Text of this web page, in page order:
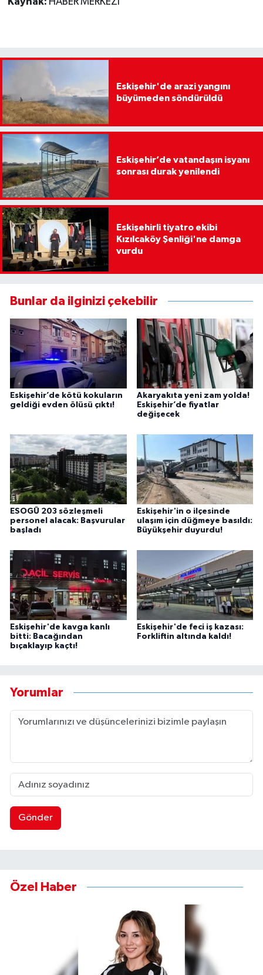
Eskişehir'de arazi yangını
büyümeden söndürüldü
Eskişehir’de vatandaşın isyanı
sonrası durak yenilendi
Eskişehirli tiyatro ekibi
Kızılcaköy Şenliği'ne damga
vurdu
Bunlar da ilginizi çekebilir
Eskişehir’de kötü kokuların
geldiği evden ölüsü çıktı!
Akaryakıta yeni zam yolda!
Eskişehir’de fiyatlar
değişecek
ESOGÜ 203 sözleşmeli
personel alacak: Başvurular
başladı
Eskişehir'in o ilçesinde
ulaşım için düğmeye basıldı:
Büyükşehir duyurdu!
Eskişehir'de kavga kanlı
bitti: Bacağından
bıçaklayıp kaçtı!
Eskişehir'de feci iş kazası:
Forkliftin altında kaldı!
Yorumlar
Gönder
Özel Haber